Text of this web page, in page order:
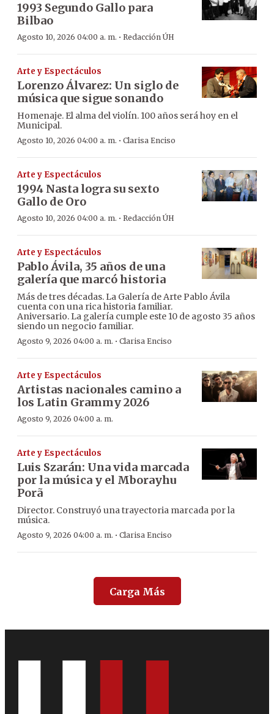
1993 Segundo Gallo para
Bilbao
Agosto 10, 2026 04:00 a. m. · Redacción ÚH
Arte y Espectáculos
Lorenzo Álvarez: Un siglo de
música que sigue sonando
Homenaje. El alma del violín. 100 años será hoy en el
Municipal.
Agosto 10, 2026 04:00 a. m. · Clarisa Enciso
Arte y Espectáculos
1994 Nasta logra su sexto
Gallo de Oro
Agosto 10, 2026 04:00 a. m. · Redacción ÚH
Arte y Espectáculos
Pablo Ávila, 35 años de una
galería que marcó historia
Más de tres décadas. La Galería de Arte Pablo Ávila
cuenta con una rica historia familiar.
Aniversario. La galería cumple este 10 de agosto 35 años
siendo un negocio familiar.
Agosto 9, 2026 04:00 a. m. · Clarisa Enciso
Arte y Espectáculos
Artistas nacionales camino a
los Latin Grammy 2026
Agosto 9, 2026 04:00 a. m.
Arte y Espectáculos
Luis Szarán: Una vida marcada
por la música y el Mborayhu
Porã
Director. Construyó una trayectoria marcada por la
música.
Agosto 9, 2026 04:00 a. m. · Clarisa Enciso
Carga Más